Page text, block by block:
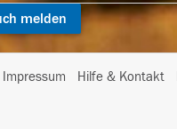
melden
Impressum Hilfe & Kontakt